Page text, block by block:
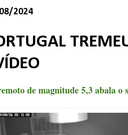
2024
de magnitude 5,3 abala o